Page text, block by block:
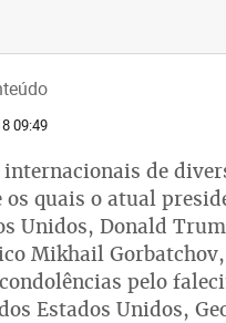
09:49
de
os quais o atual
Unidos, Donald
Mikhail Gorbatchov,
pelo
Estados Unidos,